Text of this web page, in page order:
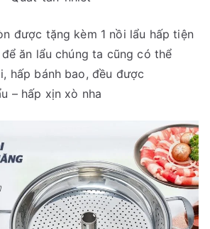
được tặng kèm 1 nồi lẩu hấp tiện
ăn lẩu chúng ta cũng có thể
hấp bánh bao, đều được
– hấp xịn xò nha